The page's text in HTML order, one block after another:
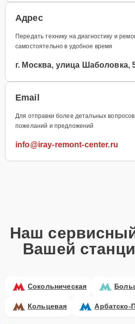
Адрес
Передать технику на диагностику и
самостоятельно в удобное время
г. Москва, улица Шаболовка,
Email
Для отправки более детальных
пожеланий и предложений
info@iray-remont-center.ru
Наш
Вашей
Сокольническая
Кольцевая Арбатско-